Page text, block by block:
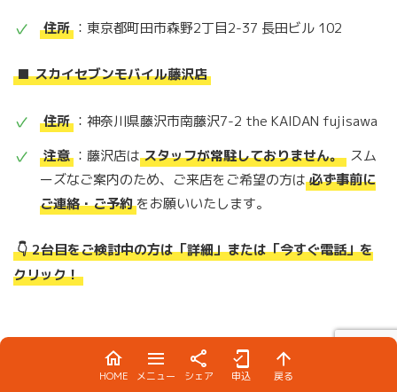
住所 ：東京都町田市森野2丁目2-37 長田ビル 102
■ スカイセブンモバイル藤沢店
住所 ：神奈川県藤沢市南藤沢7-2 the KAIDAN fujisawa
注意 ：藤沢店は スタッフが常駐しておりません。 スム
ーズなご案内のため、ご来店をご希望の方は 必ず事前に
ご連絡・ご予約 をお願いいたします。
👇 2台目をご検討中の方は「詳細」または「今すぐ電話」を
クリック！
HOME メニュー シェア 申込 戻る